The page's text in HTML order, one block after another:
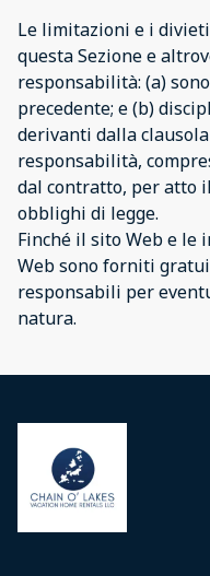
Le limitazioni e i
questa Sezione e
responsabilità: (a)
precedente; e (b)
derivanti dalla
responsabilità,
dal contratto, per atto
obblighi di legge.
Finché il sito Web e
Web sono forniti
responsabili per
natura.